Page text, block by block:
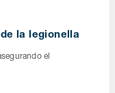
la legionella
el